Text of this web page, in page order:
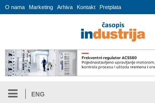
O nama Marketing Arhiva Kontakt Pretplata
ENG